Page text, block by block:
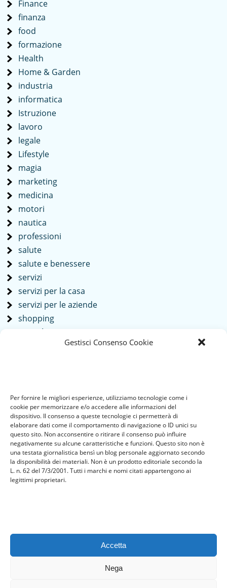
Gestisci Consenso Cookie
Per fornire le migliori esperienze, utilizziamo tecnologie come i
cookie per memorizzare e/o accedere alle informazioni del
dispositivo. Il consenso a queste tecnologie ci permetterà di
elaborare dati come il comportamento di navigazione o ID unici su
questo sito. Non acconsentire o ritirare il consenso può influire
negativamente su alcune caratteristiche e funzioni. Questo sito non è
una testata giornalistica bensì un blog personale aggiornato secondo
la disponibilità dei materiali. Non è un prodotto editoriale secondo la
L. n. 62 del 7/3/2001. Tutti i marchi e nomi citati appartengono ai
legittimi proprietari.
Accetta
Nega
Finance
finanza
food
formazione
Health
Home & Garden
industria
informatica
Istruzione
lavoro
legale
Lifestyle
magia
marketing
medicina
motori
nautica
professioni
salute
salute e benessere
servizi
servizi per la casa
servizi per le aziende
shopping
società
Uncategorized
viaggi
web
web marketing
wedding
Meta